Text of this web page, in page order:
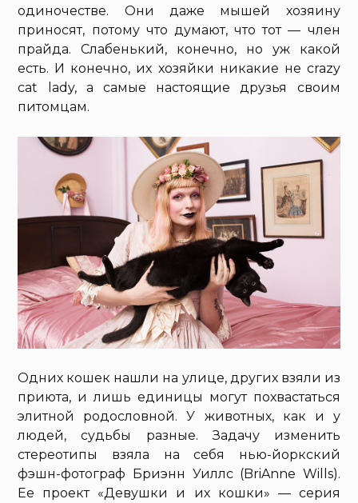
одиночестве. Они даже мышей хозяину
приносят, потому что думают, что тот — член
прайда. Слабенький, конечно, но уж какой
есть. И конечно, их хозяйки никакие не crazy
cat lady, а самые настоящие друзья своим
питомцам.
Одних кошек нашли на улице, других взяли из
приюта, и лишь единицы могут похвастаться
элитной родословной. У животных, как и у
людей, судьбы разные. Задачу изменить
стереотипы взяла на себя нью-йоркский
фэшн-фотограф Бриэнн Уиллс (BriAnne Wills).
Ее проект «Девушки и их кошки» — серия